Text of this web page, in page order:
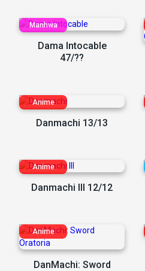
Dama Intocable
47/??
Danmachi 13/13
Danmachi III 12/12
DanMachi: Sword